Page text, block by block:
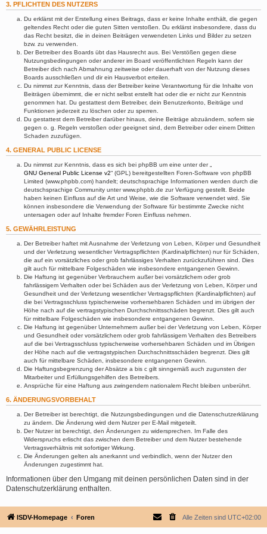
3. PFLICHTEN DES NUTZERS
Du erklärst mit der Erstellung eines Beitrags, dass er keine Inhalte enthält, die gegen
geltendes Recht oder die guten Sitten verstoßen. Du erklärst insbesondere, dass du
das Recht besitzt, die in deinen Beiträgen verwendeten Links und Bilder zu setzen
bzw. zu verwenden.
Der Betreiber des Boards übt das Hausrecht aus. Bei Verstößen gegen diese
Nutzungsbedingungen oder anderer im Board veröffentlichten Regeln kann der
Betreiber dich nach Abmahnung zeitweise oder dauerhaft von der Nutzung dieses
Boards ausschließen und dir ein Hausverbot erteilen.
Du nimmst zur Kenntnis, dass der Betreiber keine Verantwortung für die Inhalte von
Beiträgen übernimmt, die er nicht selbst erstellt hat oder die er nicht zur Kenntnis
genommen hat. Du gestattest dem Betreiber, dein Benutzerkonto, Beiträge und
Funktionen jederzeit zu löschen oder zu sperren.
Du gestattest dem Betreiber darüber hinaus, deine Beiträge abzuändern, sofern sie
gegen o. g. Regeln verstoßen oder geeignet sind, dem Betreiber oder einem Dritten
Schaden zuzufügen.
4. GENERAL PUBLIC LICENSE
Du nimmst zur Kenntnis, dass es sich bei phpBB um eine unter der „
GNU General Public License v2“ (GPL) bereitgestellten Foren-Software von phpBB
Limited (www.phpbb.com) handelt; deutschsprachige Informationen werden durch die
deutschsprachige Community unter www.phpbb.de zur Verfügung gestellt. Beide
haben keinen Einfluss auf die Art und Weise, wie die Software verwendet wird. Sie
können insbesondere die Verwendung der Software für bestimmte Zwecke nicht
untersagen oder auf Inhalte fremder Foren Einfluss nehmen.
5. GEWÄHRLEISTUNG
Der Betreiber haftet mit Ausnahme der Verletzung von Leben, Körper und Gesundheit
und der Verletzung wesentlicher Vertragspflichten (Kardinalpflichten) nur für Schäden,
die auf ein vorsätzliches oder grob fahrlässiges Verhalten zurückzuführen sind. Dies
gilt auch für mittelbare Folgeschäden wie insbesondere entgangenen Gewinn.
Die Haftung ist gegenüber Verbrauchern außer bei vorsätzlichem oder grob
fahrlässigem Verhalten oder bei Schäden aus der Verletzung von Leben, Körper und
Gesundheit und der Verletzung wesentlicher Vertragspflichten (Kardinalpflichten) auf
die bei Vertragsschluss typischerweise vorhersehbaren Schäden und im übrigen der
Höhe nach auf die vertragstypischen Durchschnittsschäden begrenzt. Dies gilt auch
für mittelbare Folgeschäden wie insbesondere entgangenen Gewinn.
Die Haftung ist gegenüber Unternehmern außer bei der Verletzung von Leben, Körper
und Gesundheit oder vorsätzlichem oder grob fahrlässigem Verhalten des Betreibers
auf die bei Vertragsschluss typischerweise vorhersehbaren Schäden und im Übrigen
der Höhe nach auf die vertragstypischen Durchschnittsschäden begrenzt. Dies gilt
auch für mittelbare Schäden, insbesondere entgangenen Gewinn.
Die Haftungsbegrenzung der Absätze a bis c gilt sinngemäß auch zugunsten der
Mitarbeiter und Erfüllungsgehilfen des Betreibers.
Ansprüche für eine Haftung aus zwingendem nationalem Recht bleiben unberührt.
6. ÄNDERUNGSVORBEHALT
Der Betreiber ist berechtigt, die Nutzungsbedingungen und die Datenschutzerklärung
zu ändern. Die Änderung wird dem Nutzer per E-Mail mitgeteilt.
Der Nutzer ist berechtigt, den Änderungen zu widersprechen. Im Falle des
Widerspruchs erlischt das zwischen dem Betreiber und dem Nutzer bestehende
Vertragsverhältnis mit sofortiger Wirkung.
Die Änderungen gelten als anerkannt und verbindlich, wenn der Nutzer den
Änderungen zugestimmt hat.
Informationen über den Umgang mit deinen persönlichen Daten sind in der
Datenschutzerklärung enthalten.
ISDV-Homepage Foren Alle Zeiten sind UTC+02:00